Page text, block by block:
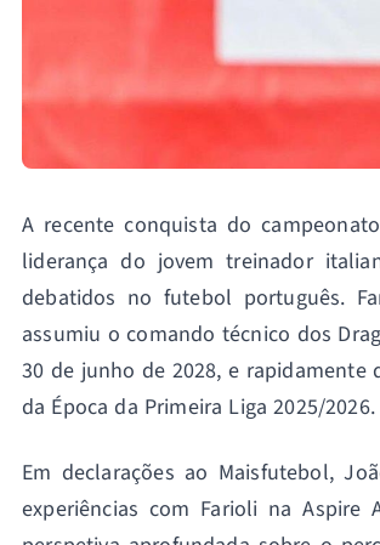
A recente conquista do
liderança do jovem treinador
debatidos no futebol português.
assumiu o comando técnico dos
30 de junho de 2028, e
da Época da Primeira Liga 2025/2026.
Em declarações ao Maisfutebol,
experiências com Farioli na Aspire